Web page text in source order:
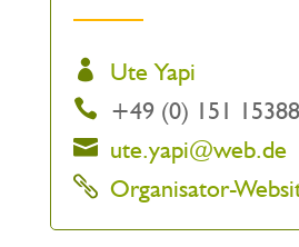
Ute Yapi
+49 (0) 151
ute.yapi@web.de
Organisator-